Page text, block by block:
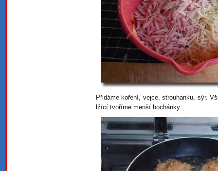
Přidáme koření, vejce, strouhanku, sýr.
lžící tvoříme menší bochánky.